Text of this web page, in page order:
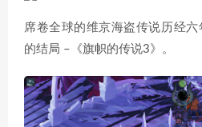
席卷全球的维京海盗传说历经
的结局 –《旗帜的传说3》。